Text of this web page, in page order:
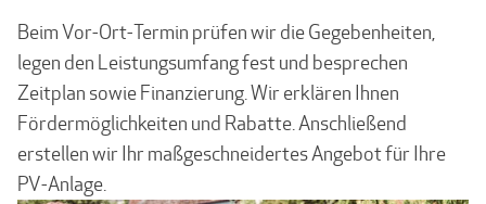
Beim Vor-Ort-Termin prüfen wir die Gegebenheiten,
legen den Leistungsumfang fest und besprechen
Zeitplan sowie Finanzierung. Wir erklären Ihnen
Fördermöglichkeiten und Rabatte. Anschließend
erstellen wir Ihr maßgeschneidertes Angebot für Ihre
PV-Anlage.